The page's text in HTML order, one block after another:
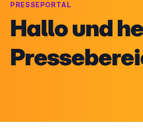
PRESSEPORTAL
Hallo und